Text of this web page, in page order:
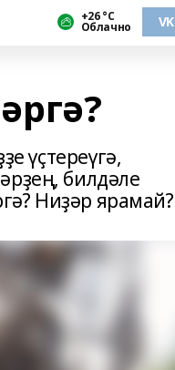
+26 °С
Облачно VK
үҫтереүгә,
билдәле
Ниҙәр ярамай?